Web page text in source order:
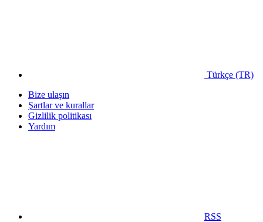
Türkçe (TR)
Bize ulaşın
Şartlar ve kurallar
Gizlilik politikası
Yardım
RSS